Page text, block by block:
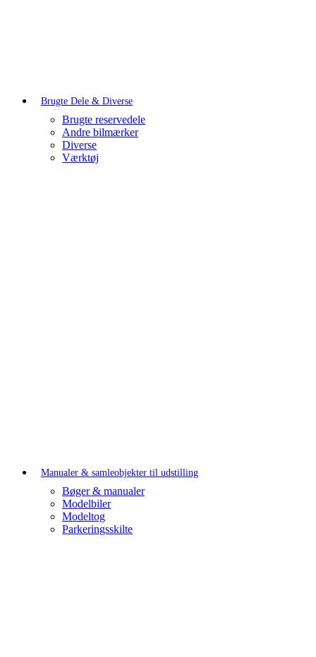
Brugte Dele & Diverse
Brugte reservedele
Andre bilmærker
Diverse
Værktøj
Manualer & samleobjekter til udstilling
Bøger & manualer
Modelbiler
Modeltog
Parkeringsskilte